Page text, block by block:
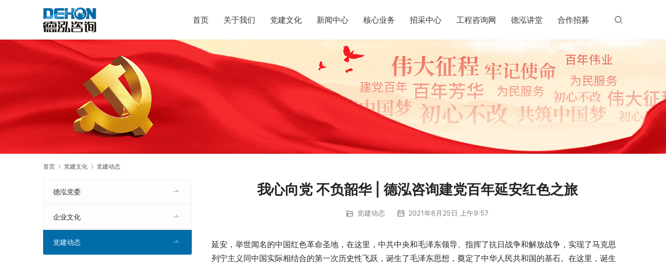
首页 关于我们 党建文化 新闻中心 核心业务 招采中心 工程咨询网 德泓讲堂 合作招募
首页 党建文化 党建动态
我心向党 不负韶华 | 德泓咨询建党百年延安红色之旅
党建动态 2021年6月25日 上午9:57
延安，举世闻名的中国红色革命圣地，在这里，中共中央和毛泽东领导、指挥了抗日战争和解放战争，实现了马克思
列宁主义同中国实际相结合的第一次历史性飞跃，诞生了毛泽东思想，奠定了中华人民共和国的基石。在这里，诞生
德泓党委
企业文化
党建动态